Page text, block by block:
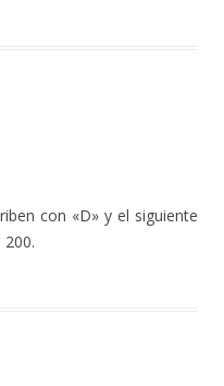
con «D» y el siguiente